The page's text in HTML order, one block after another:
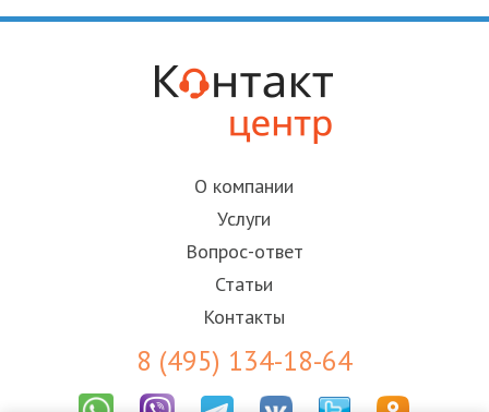
О компании
Услуги
Вопрос-ответ
Статьи
Контакты
8 (495) 134-18-64